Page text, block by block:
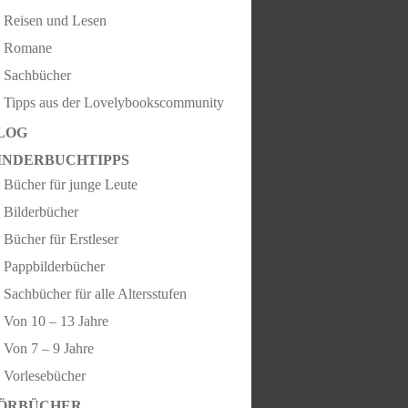
Reisen und Lesen
Romane
Sachbücher
Tipps aus der Lovelybookscommunity
Bücher für junge Leute
Bilderbücher
Bücher für Erstleser
Pappbilderbücher
Sachbücher für alle Altersstufen
Von 10 – 13 Jahre
Von 7 – 9 Jahre
Vorlesebücher